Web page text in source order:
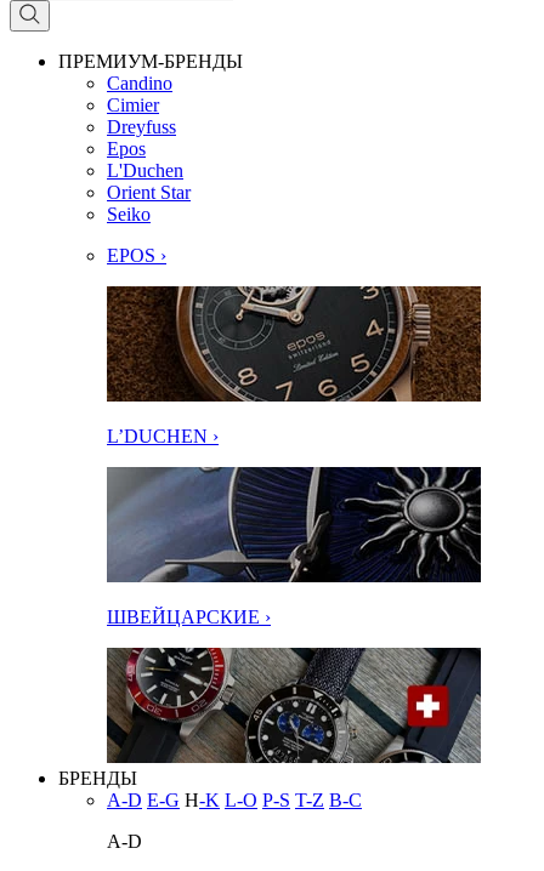
ПРЕМИУМ-БРЕНДЫ
Candino
Cimier
Dreyfuss
Epos
L'Duchen
Orient Star
Seiko
EPOS ›
L’DUCHEN ›
ШВЕЙЦАРСКИЕ ›
БРЕНДЫ
A-D E-G H-K L-O P-S T-Z В-С
A-D